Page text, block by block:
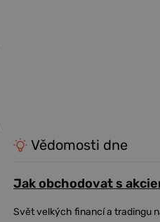
Vědomosti dne
Jak obchodovat s
Svět velkých financí a tradingu